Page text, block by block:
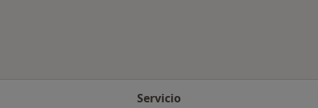
Servicio